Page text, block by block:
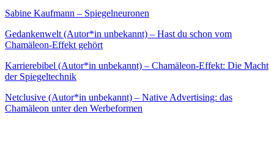
Sabine Kaufmann – Spiegelneuronen
Gedankenwelt (Autor*in unbekannt) – Hast du schon vom
Chamäleon-Effekt gehört
Karrierebibel (Autor*in unbekannt) – Chamäleon-Effekt: Die Macht
der Spiegeltechnik
Netclusive (Autor*in unbekannt) – Native Advertising: das
Chamäleon unter den Werbeformen